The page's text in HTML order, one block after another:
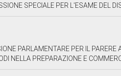
SPECIALE PER L'ESAME DEL DISEGNO DI LEGGE N. 2186
PARLAMENTARE PER IL PARERE
NELLA PREPARAZIONE E